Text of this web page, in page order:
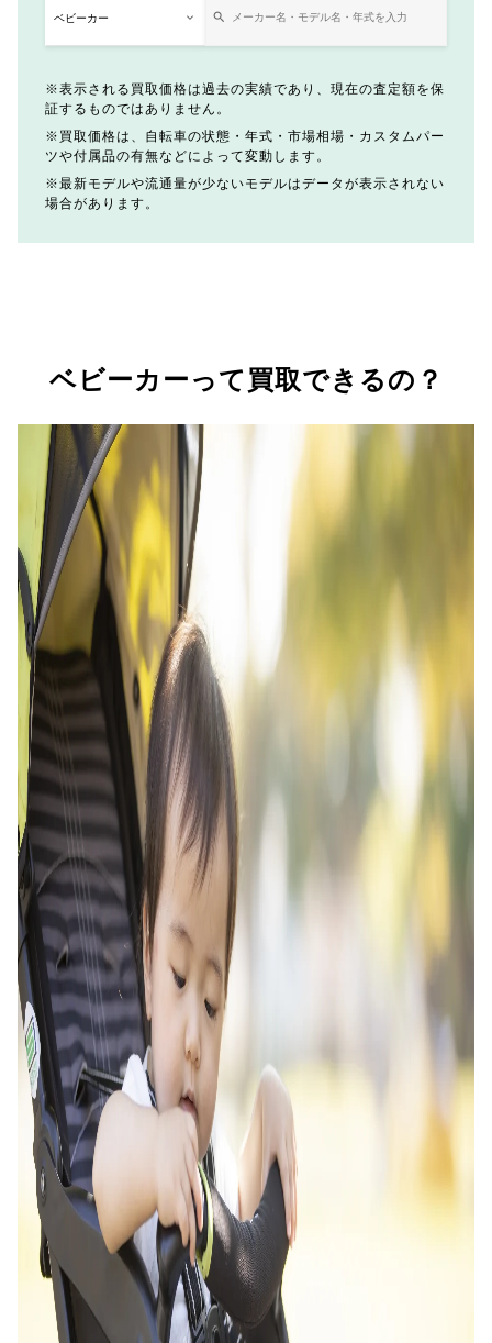
表示される買取価格は過去の実績であり、現在の査定額を保
証するものではありません。
買取価格は、自転車の状態・年式・市場相場・カスタムパー
ツや付属品の有無などによって変動します。
最新モデルや流通量が少ないモデルはデータが表示されない
場合があります。
ベビーカーって買取できるの？